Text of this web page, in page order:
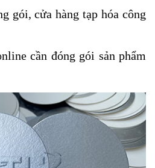
gói, cửa hàng tạp hóa công
cần đóng gói sản phẩm